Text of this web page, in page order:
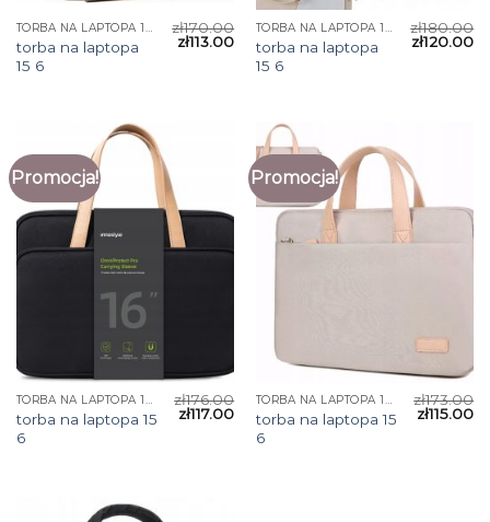
TORBA NA LAPTOPA 15 6
torba na laptopa
15 6
zł170.00
zł113.00
TORBA NA LAPTOPA 15 6
torba na laptopa
15 6
zł180.00
zł120.00
Promocja!
TORBA NA LAPTOPA 15 6
torba na laptopa 15
6
zł176.00
zł117.00
Promocja!
TORBA NA LAPTOPA 15 6
torba na laptopa 15
6
zł173.00
zł115.00